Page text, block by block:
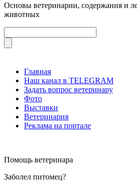
Основы ветеринарии, содержания и
животных
Главная
Наш канал в TELEGRAM
Задать вопрос ветеринару
Фото
Выставки
Ветеринария
Реклама на портале
Помощь ветеринара
Заболел питомец?